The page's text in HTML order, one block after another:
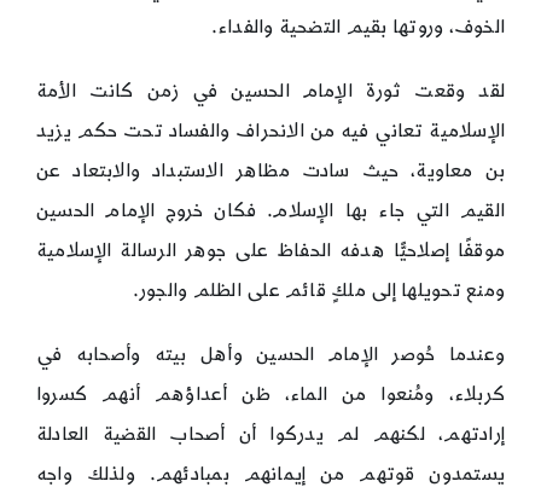
الخوف، وروتها بقيم التضحية والفداء.
لقد وقعت ثورة الإمام الحسين في زمن كانت الأمة
الإسلامية تعاني فيه من الانحراف والفساد تحت حكم يزيد
بن معاوية، حيث سادت مظاهر الاستبداد والابتعاد عن
القيم التي جاء بها الإسلام. فكان خروج الإمام الحسين
موقفًا إصلاحيًّا هدفه الحفاظ على جوهر الرسالة الإسلامية
ومنع تحويلها إلى ملكٍ قائم على الظلم والجور.
وعندما حُوصر الإمام الحسين وأهل بيته وأصحابه في
كربلاء، ومُنعوا من الماء، ظن أعداؤهم أنهم كسروا
إرادتهم، لكنهم لم يدركوا أن أصحاب القضية العادلة
يستمدون قوتهم من إيمانهم بمبادئهم. ولذلك واجه